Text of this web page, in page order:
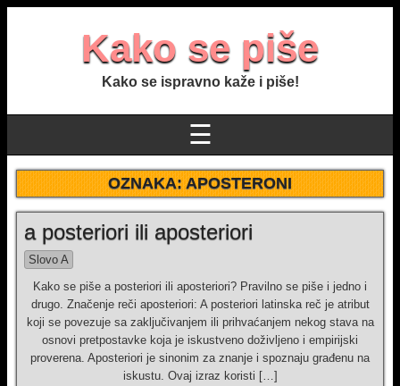
Kako se piše
Kako se ispravno kaže i piše!
☰
OZNAKA:APOSTERONI
a posteriori ili aposteriori
Slovo A
Kako se piše a posteriori ili aposteriori? Pravilno se piše i jedno i
drugo. Značenje reči aposteriori: A posteriori latinska reč je atribut
koji se povezuje sa zaključivanjem ili prihvaćanjem nekog stava na
osnovi pretpostavke koja je iskustveno doživljeno i empirijski
proverena. Aposteriori je sinonim za znanje i spoznaju građenu na
iskustu. Ovaj izraz koristi […]